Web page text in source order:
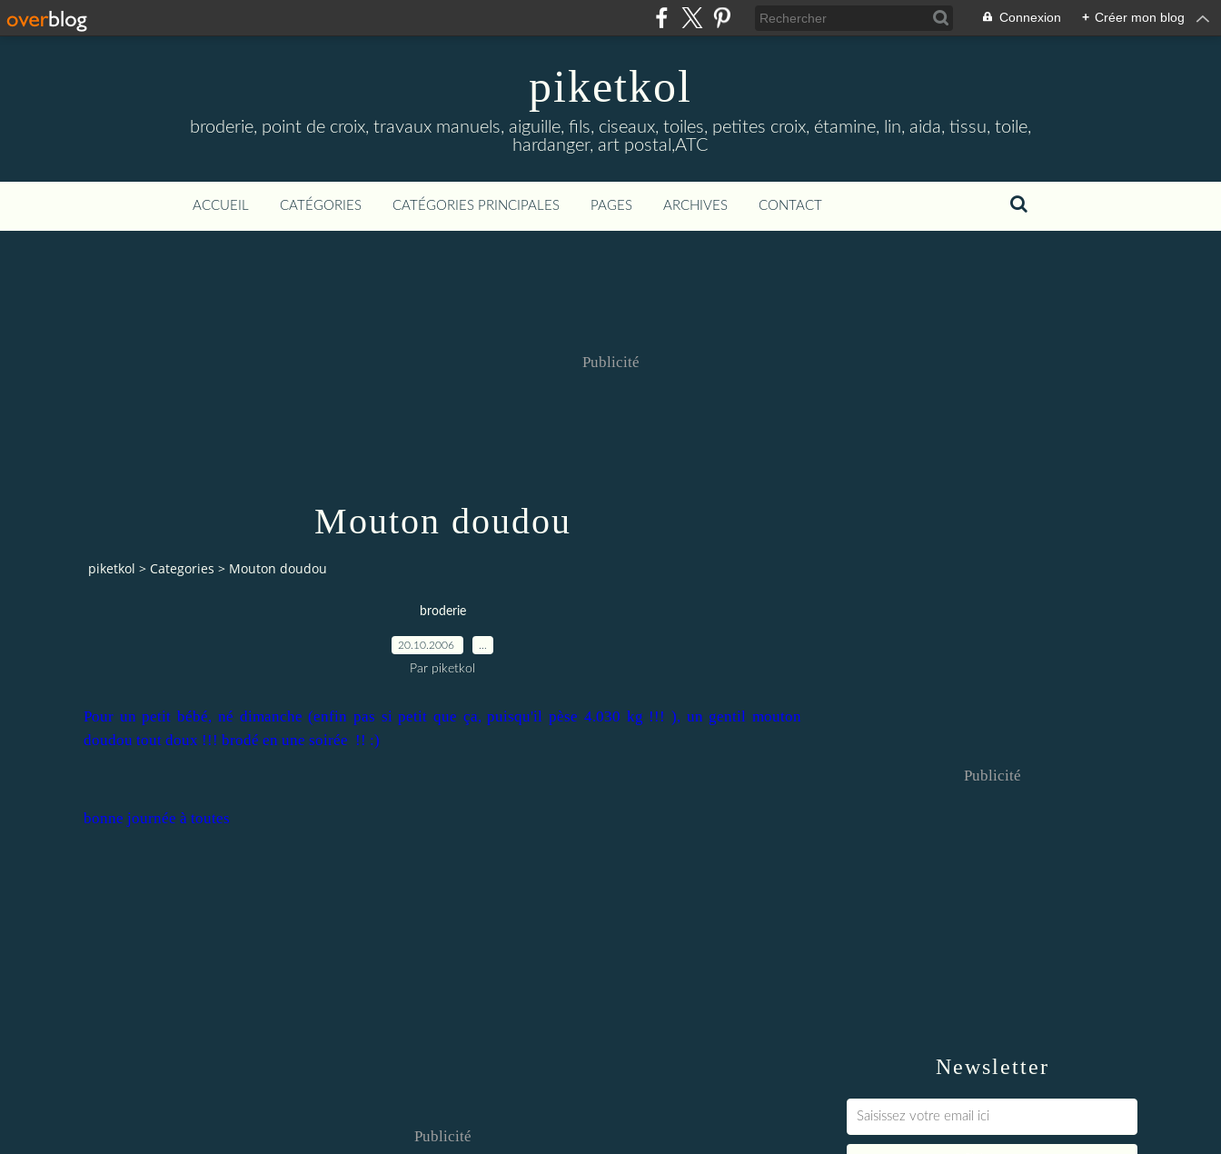
Connexion + Créer mon blog
piketkol
broderie, point de croix, travaux manuels, aiguille, fils, ciseaux, toiles, petites croix, étamine, lin, aida, tissu, toile,
hardanger, art postal,ATC
ACCUEIL CATÉGORIES CATÉGORIES PRINCIPALES PAGES ARCHIVES CONTACT
Publicité
Mouton doudou
piketkol > Categories > Mouton doudou
broderie
20.10.2006
Par piketkol
Pour un petit bébé, né dimanche (enfin pas si petit que ça, puisqu'il pèse 4.030 kg !!! ), un gentil mouton
doudou tout doux !!! brodé en une soirée !! :)
bonne journée à toutes
Publicité
Newsletter
Publicité